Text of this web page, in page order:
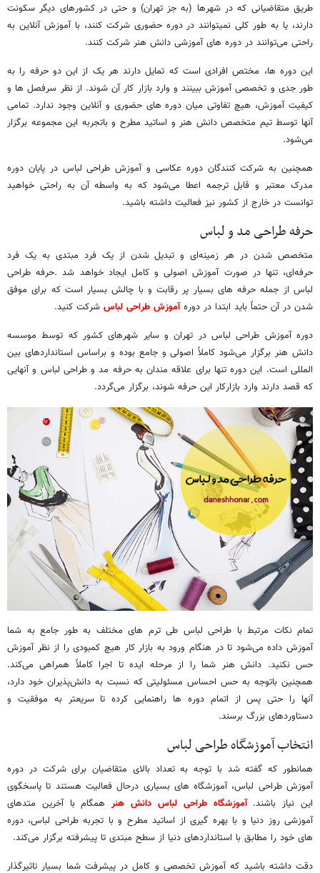
طریق متقاضیانی که در شهرها (به جز تهران) و حتی در کشورهای دیگر سکونت
دارند، یا به طور کلی نمیتوانند در دوره حضوری شرکت کنند، با آموزش آنلاین به
راحتی می‌توانند در دوره های آموزشی دانش هنر شرکت کنند.
این دوره ها، مختص افرادی است که تمایل دارند هر یک از این دو حرفه را به
طور جدی و تخصصی آموزش ببینند و وارد بازار کار آن شوند. از نظر سرفصل ها و
کیفیت آموزش، هیچ تفاوتی میان دوره های حضوری و آنلاین وجود ندارد. تمامی
آنها توسط تیم متخصص دانش هنر و اساتید مطرح و باتجربه این مجموعه برگزار
می‌شود.
همچنین به شرکت کنندگان دوره عکاسی و آموزش طراحی لباس در پایان دوره
مدرک معتبر و قابل ترجمه اعطا می‌شود که به واسطه آن به راحتی خواهید
توانست در خارج از کشور نیز فعالیت داشته باشید.
حرفه طراحی مد و لباس
متخصص شدن در هر زمینه‌ای و تبدیل شدن از یک فرد مبتدی به یک فرد
حرفه‌ای، تنها در صورت آموزش اصولی و کامل ایجاد خواهد شد .حرفه طراحی
لباس از جمله حرفه های بسیار پر رقابت و با چالش بسیار است که برای موفق
شدن در آن حتماً باید ابتدا در دورهآموزش طراحی لباس شرکت کنید.
دوره آموزش طراحی لباس در تهران و سایر شهرهای کشور که توسط موسسه
دانش هنر برگزار می‌شود کاملاً اصولی و جامع بوده و براساس استانداردهای بین
المللی است. این دوره تنها برای علاقه مندان به حرفه مد و طراحی لباس و آنهایی
که قصد دارند وارد بازارکار این حرفه شوند، برگزار می‌گردد.
تمام نکات مرتبط با طراحی لباس طی ترم های مختلف به طور جامع به شما
آموزش داده می‌شود تا در هنگام ورود به بازار کار هیچ کمبودی را از نظر آموزش
حس نکنید. دانش هنر شما را از مرحله ایده تا اجرا کاملاً همراهی می‌کند.
همچنین باتوجه به حس احساس مسئولیتی که نسبت به دانش‌پذیران خود دارد،
آنها را حتی پس از اتمام دوره ها راهنمایی کرده تا سریعتر به موفقیت و
دستاوردهای بزرگ برسند.
انتخاب آموزشگاه طراحی لباس
همانطور که گفته شد با توجه به تعداد بالای متقاضیان برای شرکت در دوره
آموزش طراحی لباس، آموزشگاه های بسیاری درحال فعالیت هستند تا پاسخگوی
این نیاز باشند.آموزشگاه طراحی لباس دانش هنرهمگام با آخرین متدهای
آموزشی روز دنیا و با بهره گیری از اساتید مطرح و با تجربه طراحی لباس، دوره
های خود را مطابق با استانداردهای دنیا از سطح مبتدی تا پیشرفته برگزار می‌کند.
دقت داشته باشید که آموزش تخصصی و کامل در پیشرفت شما بسیار تاثیرگذار